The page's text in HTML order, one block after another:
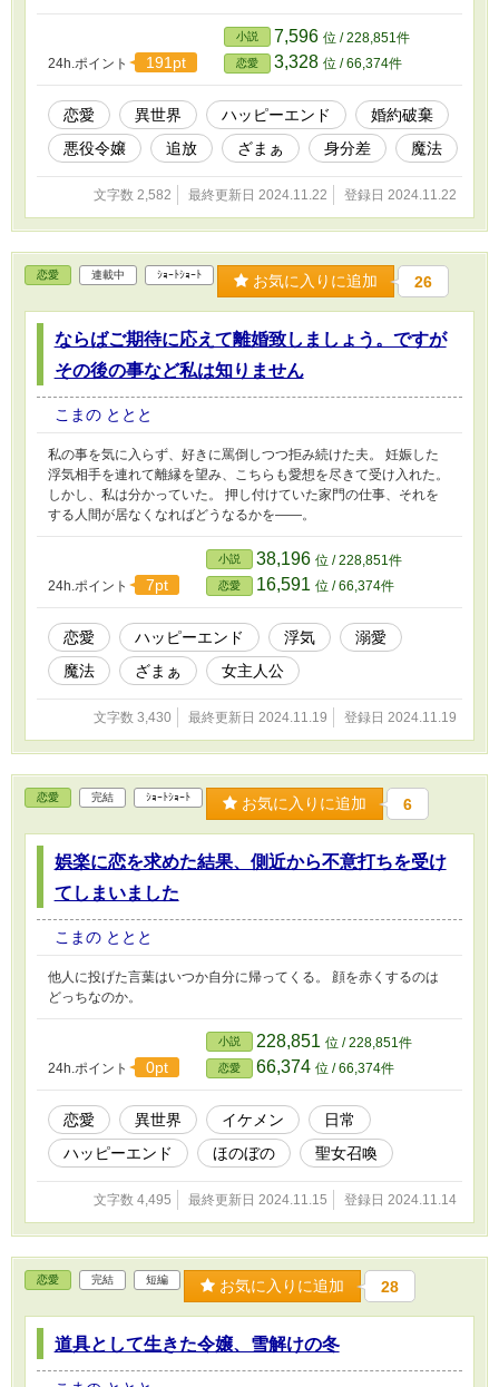
24h.ポイント 191pt
小説 7,596 位 / 228,851件
恋愛 3,328 位 / 66,374件
恋愛 異世界 ハッピーエンド
婚約破棄
悪役令嬢
追放 ざまぁ 身分差 魔法
文字数 2,582 最終更新日 2024.11.22 登録日 2024.11.22
恋愛 連載中 ｼｮｰﾄｼｮｰﾄ お気に入りに追加 26
ならばご期待に応えて離婚致しましょう。ですが
その後の事など私は知りません
こまの ととと
私の事を気に入らず、好きに罵倒しつつ拒み続けた夫。 妊娠した
浮気相手を連れて離縁を望み、こちらも愛想を尽きて受け入れた。
しかし、私は分かっていた。 押し付けていた家門の仕事、それを
する人間が居なくなればどうなるかを――。
24h.ポイント 7pt
小説 38,196 位 / 228,851件
恋愛 16,591 位 / 66,374件
恋愛 ハッピーエンド 浮気
溺愛
魔法
ざまぁ 女主人公
文字数 3,430 最終更新日 2024.11.19 登録日 2024.11.19
恋愛 完結 ｼｮｰﾄｼｮｰﾄ お気に入りに追加 6
娯楽に恋を求めた結果、側近から不意打ちを受け
てしまいました
こまの ととと
他人に投げた言葉はいつか自分に帰ってくる。 顔を赤くするのは
どっちなのか。
24h.ポイント 0pt
小説 228,851 位 / 228,851件
恋愛 66,374 位 / 66,374件
恋愛 異世界 イケメン
日常
ハッピーエンド
ほのぼの 聖女召喚
文字数 4,495 最終更新日 2024.11.15 登録日 2024.11.14
恋愛 完結 短編 お気に入りに追加 28
道具として生きた令嬢、雪解けの冬